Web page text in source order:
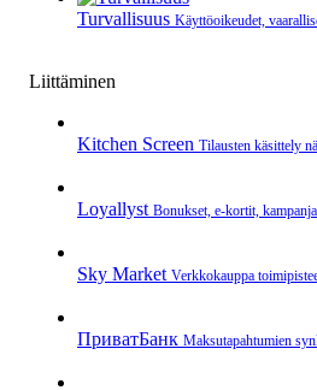
Turvallisuus Käyttöoikeudet,
Liittäminen
Kitchen Screen Tilausten käsittely
Loyallyst Bonukset, e‑kortit,
Sky Market Verkkokauppa
ПриватБанк Maksutapahtumien